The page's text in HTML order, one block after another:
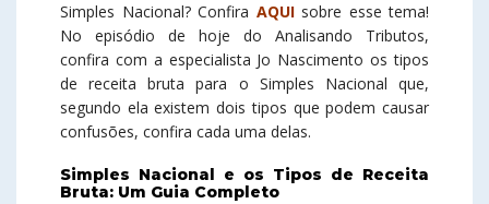
Simples Nacional? Confira AQUI sobre esse tema!
No episódio de hoje do Analisando Tributos,
confira com a especialista Jo Nascimento os tipos
de receita bruta para o Simples Nacional que,
segundo ela existem dois tipos que podem causar
confusões, confira cada uma delas.
Simples Nacional e os Tipos de Receita
Bruta: Um Guia Completo